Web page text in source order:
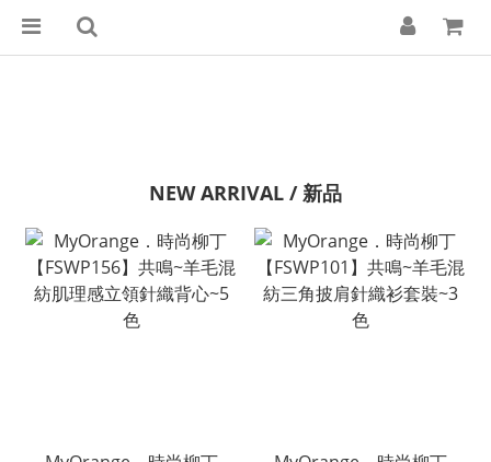
NEW ARRIVAL / 新品